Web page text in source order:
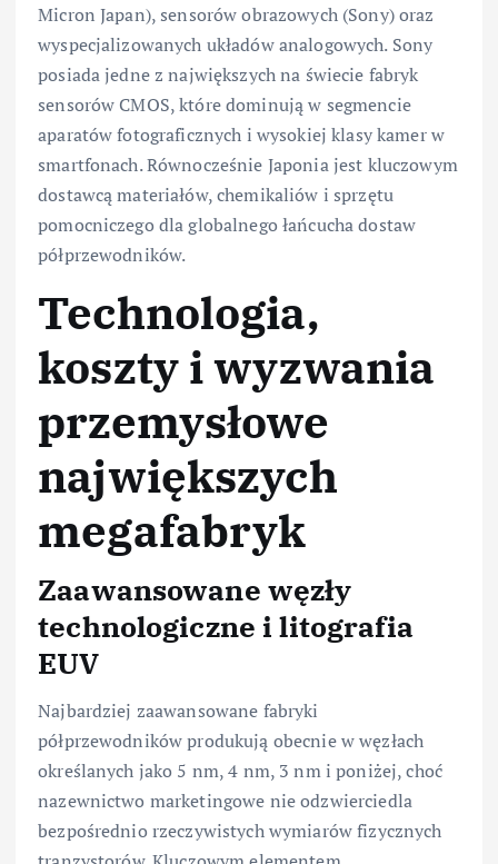
Micron Japan), sensorów obrazowych (Sony) oraz
wyspecjalizowanych układów analogowych. Sony
posiada jedne z największych na świecie fabryk
sensorów CMOS, które dominują w segmencie
aparatów fotograficznych i wysokiej klasy kamer w
smartfonach. Równocześnie Japonia jest kluczowym
dostawcą materiałów, chemikaliów i sprzętu
pomocniczego dla globalnego łańcucha dostaw
półprzewodników.
Technologia,
koszty i wyzwania
przemysłowe
największych
megafabryk
Zaawansowane węzły
technologiczne i litografia
EUV
Najbardziej zaawansowane fabryki
półprzewodników produkują obecnie w węzłach
określanych jako 5 nm, 4 nm, 3 nm i poniżej, choć
nazewnictwo marketingowe nie odzwierciedla
bezpośrednio rzeczywistych wymiarów fizycznych